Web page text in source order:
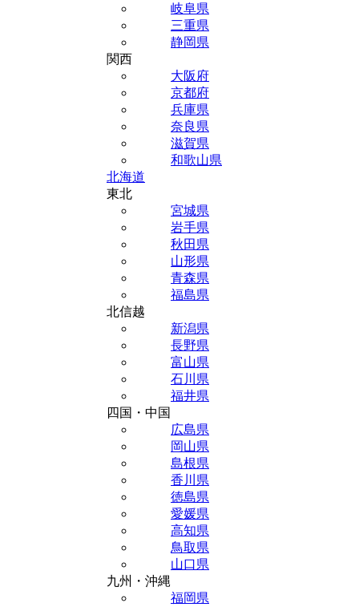
岐阜県
三重県
静岡県
関西
大阪府
京都府
兵庫県
奈良県
滋賀県
和歌山県
北海道
東北
宮城県
岩手県
秋田県
山形県
青森県
福島県
北信越
新潟県
長野県
富山県
石川県
福井県
四国・中国
広島県
岡山県
島根県
香川県
徳島県
愛媛県
高知県
鳥取県
山口県
九州・沖縄
福岡県